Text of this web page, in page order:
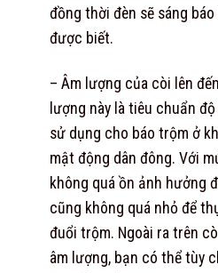
đồng thời đèn sẽ sáng
được biết.
– Âm lượng của còi lên
lượng này là tiêu chuẩn
sử dụng cho báo trộm ở
mật động dân đông. Với
không quá ồn ảnh hưởng
cũng không quá nhỏ để
đuổi trộm. Ngoài ra trên
âm lượng, bạn có thể tùy